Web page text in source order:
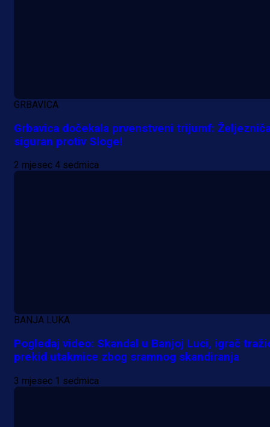
GRBAVICA
Grbavica dočekala prvenstveni trijumf:
siguran protiv Sloge!
2 mjesec 4 sedmica
BANJA LUKA
Pogledaj video: Skandal u Banjoj Luci, igrač
prekid utakmice zbog sramnog skandiranja
3 mjesec 1 sedmica